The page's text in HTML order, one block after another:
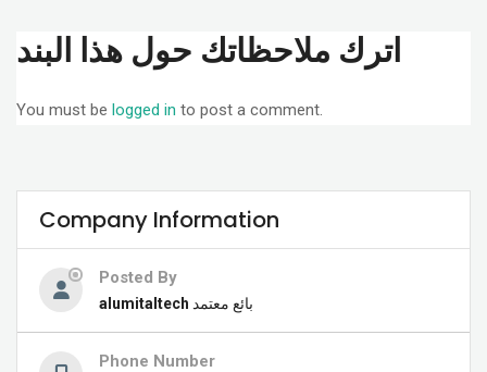
اترك ملاحظاتك حول هذا البند
You must be logged in to post a comment.
Company Information
Posted By
alumitaltech بائع معتمد
Phone Number